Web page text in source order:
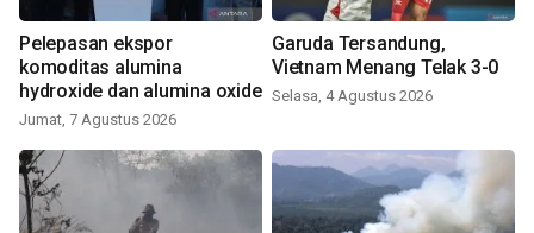
Pelepasan ekspor
komoditas alumina
hydroxide dan alumina oxide
Jumat, 7 Agustus 2026
Garuda Tersandung,
Vietnam Menang Telak 3-0
Selasa, 4 Agustus 2026